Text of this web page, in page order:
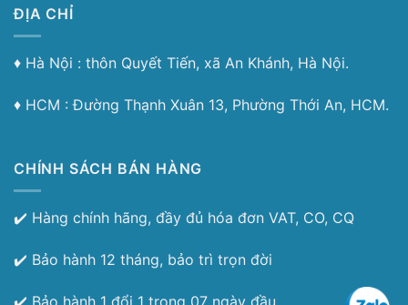
ĐỊA CHỈ
♦︎ Hà Nội : thôn Quyết Tiến, xã An Khánh, Hà Nội.
♦︎ HCM : Đường Thạnh Xuân 13, Phường Thới An, HCM.
CHÍNH SÁCH BÁN HÀNG
✔️ Hàng chính hãng, đầy đủ hóa đơn VAT, CO, CQ
✔️ Bảo hành 12 tháng, bảo trì trọn đời
✔️ Bảo hành 1 đổi 1 trong 07 ngày đầu